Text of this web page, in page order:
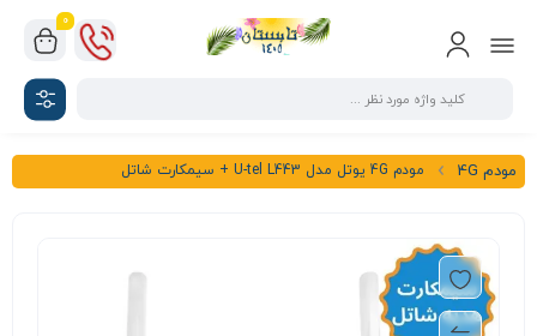
0
مودم 4G مودم 4G یوتل مدل U-tel L443 + سیمکارت شاتل